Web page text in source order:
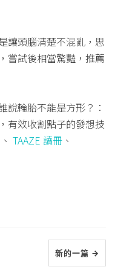
讓頭腦清楚不混亂，思
嘗試後相當驚豔，推薦
說輪胎不能是方形？：
有效收割點子的發想技
、 TAAZE 讀冊 、
新的一篇 →